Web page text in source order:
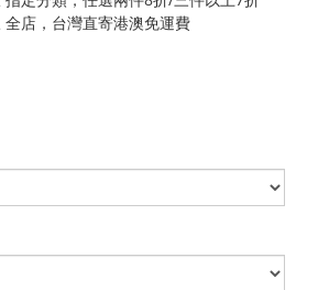
全店，台灣直寄港澳免運費